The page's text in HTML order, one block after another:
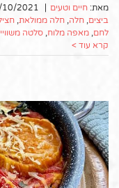
מאת: חיים וטעים 2021
ביצים, חלה, חלה ממולאת,
לחם, מאפה מלוח, סלטה
קרא עוד >